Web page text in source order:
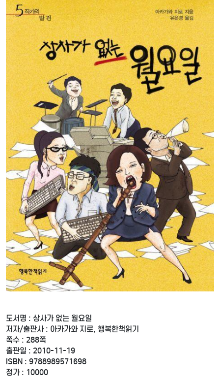
도서명 : 상사가 없는 월요일
저자/출판사 : 아카가와 지로, 행복한책읽기
쪽수 : 288쪽
출판일 : 2010-11-19
ISBN : 9788989571698
정가 : 10000